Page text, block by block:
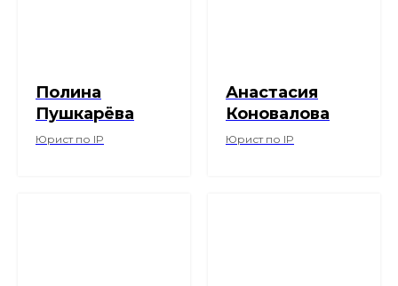
Полина
Пушкарёва
Юрист по IP
Анастасия
Коновалова
Юрист по IP